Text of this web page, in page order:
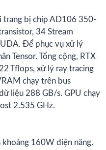
trang bị chip AD106 350-
34 Stream
Để phục vụ xử lý
Tensor. Tổng cộng, RTX
Tflops, xử lý ray tracing
chạy trên bus
liệu 288 GB/s. GPU chạy
2.535 GHz.
khoảng 160W điện năng.